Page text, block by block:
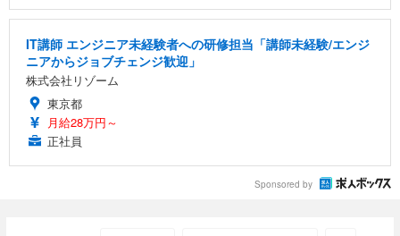
IT講師 エンジニア未経験者への研修担当「講師未経験/エンジ
ニアからジョブチェンジ歓迎」
株式会社リゾーム
東京都
月給28万円～
正社員
Sponsored by